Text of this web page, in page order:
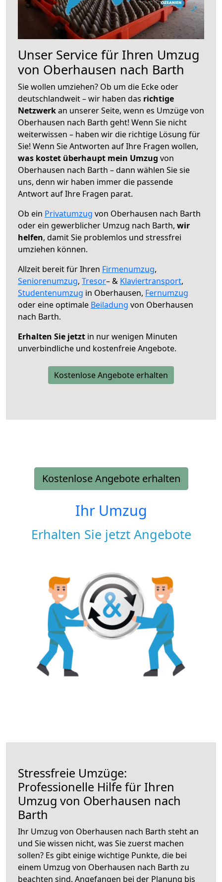
Unser Service für Ihren Umzug
von Oberhausen nach Barth
Sie wollen umziehen? Ob um die Ecke oder
deutschlandweit – wir haben das richtige
Netzwerkan unserer Seite, wenn es Umzüge von
Oberhausen nach Barth geht! Wenn Sie nicht
weiterwissen – haben wir die richtige Lösung für
Sie! Wenn Sie Antworten auf Ihre Fragen wollen,
was kostet überhaupt mein Umzug von
Oberhausen nach Barth – dann wählen Sie sie
uns, denn wir haben immer die passende
Antwort auf Ihre Fragen parat.
Ob ein Privatumzug von Oberhausen nach Barth
oder ein gewerblicher Umzug nach Barth, wir
helfen, damit Sie problemlos und stressfrei
umziehen können.
Allzeit bereit für Ihren Firmenumzug,
Seniorenumzug, Tresor– & Klaviertransport,
Studentenumzug in Oberhausen, Fernumzug
oder eine optimale Beiladung von Oberhausen
nach Barth.
Erhalten Sie jetzt in nur wenigen Minuten
unverbindliche und kostenfreie Angebote.
Kostenlose Angebote erhalten
Kostenlose Angebote erhalten
Ihr Umzug
Erhalten Sie jetzt Angebote
Stressfreie Umzüge:
Professionelle Hilfe für Ihren
Umzug von Oberhausen nach
Barth
Ihr Umzug von Oberhausen nach Barth steht an
und Sie wissen nicht, was Sie zuerst machen
sollen? Es gibt einige wichtige Punkte, die bei
einem Umzug von Oberhausen nach Barth zu
beachten sind. Angefangen bei der Planung bis